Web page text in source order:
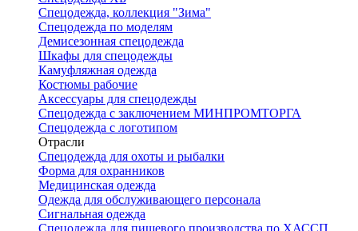
Спецодежда, коллекция "Зима"
Спецодежда по моделям
Демисезонная спецодежда
Шкафы для спецодежды
Камуфляжная одежда
Костюмы рабочие
Аксессуары для спецодежды
Спецодежда с заключением МИНПРОМТОРГА
Спецодежда с логотипом
Отрасли
Спецодежда для охоты и рыбалки
Форма для охранников
Медицинская одежда
Одежда для обслуживающего персонала
Сигнальная одежда
Спецодежда для пищевого производства по ХАССП